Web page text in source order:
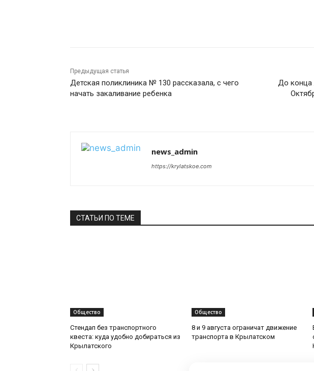
Предыдущая статья
Детская поликлиника № 130 рассказала, с чего
начать закаливание ребенка
До конца
news_admin
https://krylatskoe.com
СТАТЬИ ПО ТЕМЕ
Общество
Стендап без транспортного
квеста: куда удобно добираться из
Крылатского
Общество
8 и 9 августа ограничат движение
транспорта в Крылатском